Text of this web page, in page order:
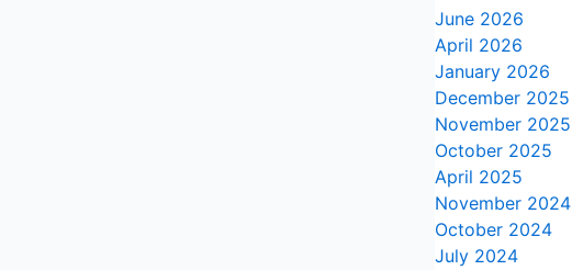
June 2026
April 2026
January 2026
December 2025
November 2025
October 2025
April 2025
November 2024
October 2024
July 2024